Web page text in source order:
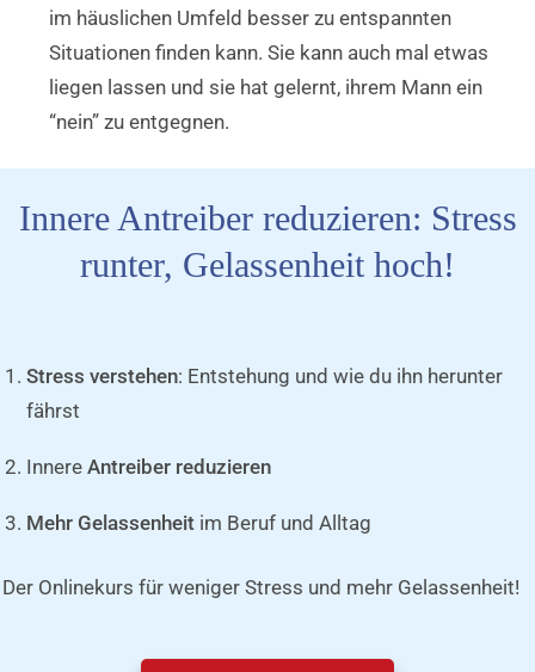
im häuslichen Umfeld besser zu entspannten
Situationen finden kann. Sie kann auch mal etwas
liegen lassen und sie hat gelernt, ihrem Mann ein
“nein” zu entgegnen.
Innere Antreiber reduzieren: Stress
runter, Gelassenheit hoch!
Stress verstehen: Entstehung und wie du ihn herunter
fährst
Innere Antreiber reduzieren
Mehr Gelassenheit im Beruf und Alltag
Der Onlinekurs für weniger Stress und mehr Gelassenheit!